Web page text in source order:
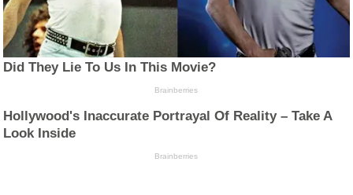
Did They Lie To Us In This Movie?
Brainberries
Hollywood's Inaccurate Portrayal Of Reality – Take A
Look Inside
Brainberries